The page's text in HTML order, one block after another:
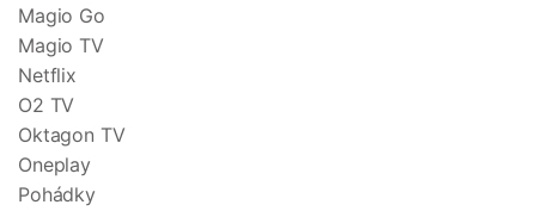
Magio Go
Magio TV
Netflix
O2 TV
Oktagon TV
Oneplay
Pohádky